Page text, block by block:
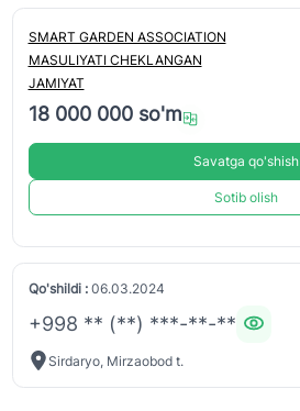
SMART GARDEN ASSOCIATION
MASULIYATI CHEKLANGAN
JAMIYAT
18 000 000 so'm
Savatga qo'shish
Sotib olish
Qo'shildi :06.03.2024
+998 ** (**) ***-**-**
Sirdaryo, Mirzaobod t.